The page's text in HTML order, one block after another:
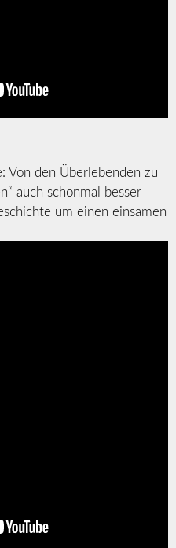
Von den Überlebenden zu
auch schonmal besser
um einen einsamen